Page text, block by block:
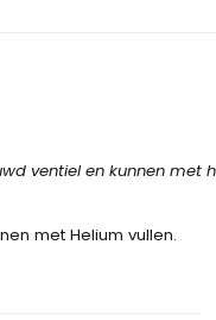
ventiel en kunnen
met Helium vullen.